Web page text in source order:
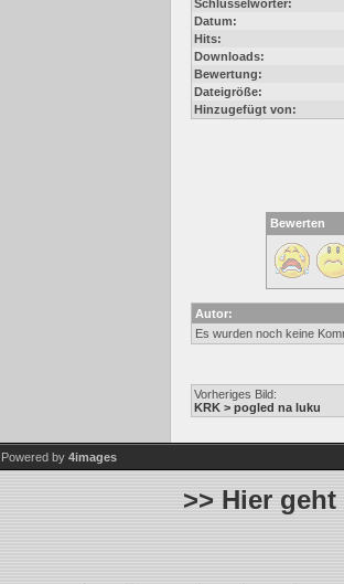
Schlüsselwörter:
Datum:
Hits:
Downloads:
Bewertung:
Dateigröße:
Hinzugefügt von:
Bewerten
Autor:
Es wurden noch keine
Vorheriges Bild:
KRK > pogled na luku
Powered by 4images
>> Hier